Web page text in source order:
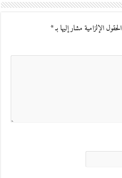
الحقول الإلزامية مشار إليها بـ*